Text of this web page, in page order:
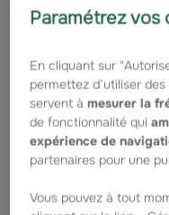
Paramétrez vos
En cliquant sur
permettez d’utiliser
servent àmesurer la
de fonctionnalité qui
expérience de
partenaires pour une
Vous pouvez à tout